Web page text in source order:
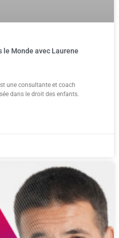
le Monde avec Laurene
une consultante et coach
dans le droit des enfants.